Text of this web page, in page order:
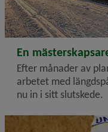
2026-02-17
En
Efter månader av
arbetet med
nu in i sitt slutskede.